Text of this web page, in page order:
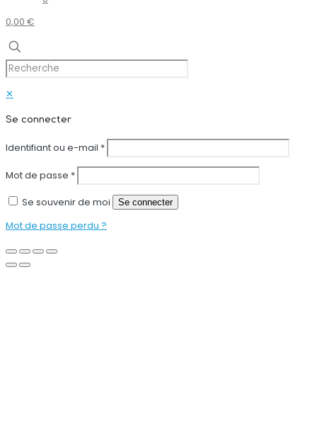
0,00 €
✕
Se connecter
Identifiant ou e-mail *
Mot de passe *
Se souvenir de moi
Se connecter
Mot de passe perdu ?